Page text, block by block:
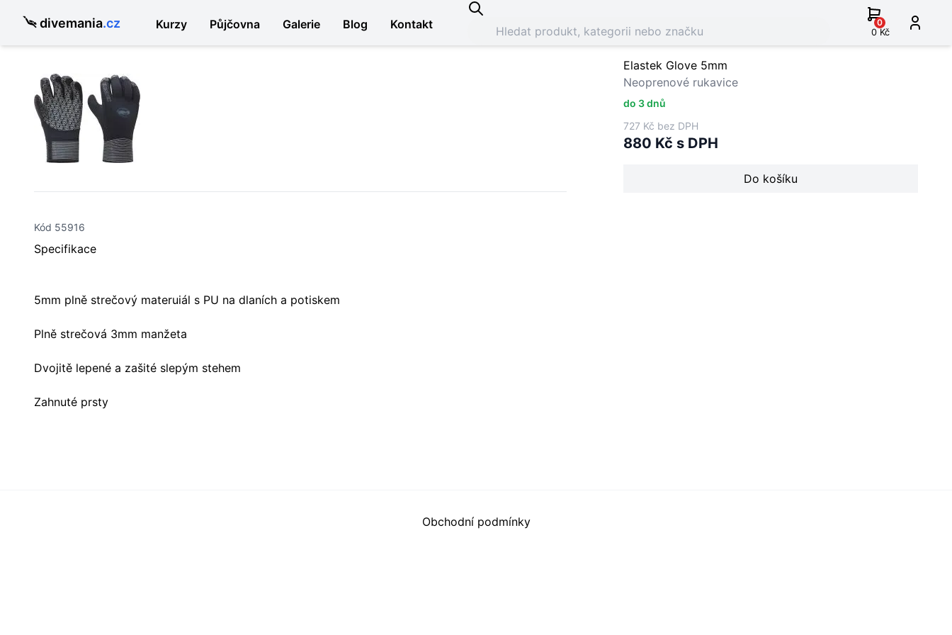
divemania.cz Kurzy Půjčovna Galerie Blog Kontakt
0
0 Kč
Elastek Glove 5mm
Neoprenové rukavice
do 3 dnů
727 Kč bez DPH
880 Kč s DPH
Do košíku
Kód 55916
Specifikace
5mm plně strečový materuiál s PU na dlaních a potiskem
Plně strečová 3mm manžeta
Dvojitě lepené a zašité slepým stehem
Zahnuté prsty
Obchodní podmínky